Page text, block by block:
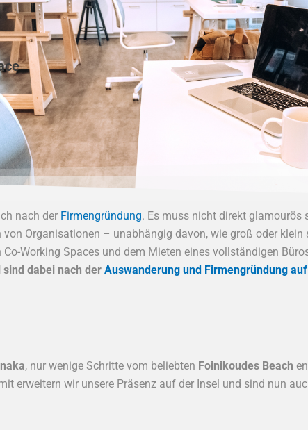
nach der Firmengründung. Es muss nicht direkt glamourös
Organisationen – unabhängig davon, wie groß oder klein
Working Spaces und dem Mieten eines vollständigen
dabei nach der Auswanderung und Firmengründung
, nur wenige Schritte vom beliebten Foinikoudes Beach
erweitern wir unsere Präsenz auf der Insel und sind nun